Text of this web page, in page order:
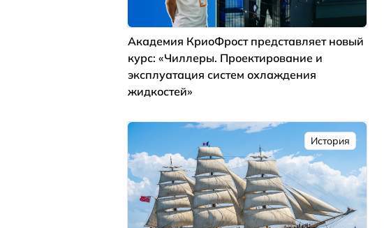
Академия КриоФрост представляет новый
курс: «Чиллеры. Проектирование и
эксплуатация систем охлаждения
жидкостей»
История